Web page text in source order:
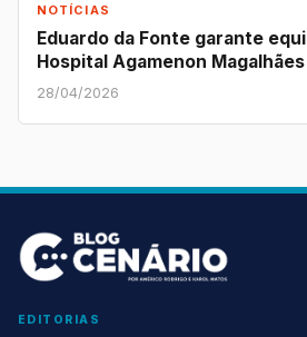
NOTÍCIAS
Eduardo da Fonte garante
Hospital Agamenon Magalhães
28/04/2026
EDITORIAS